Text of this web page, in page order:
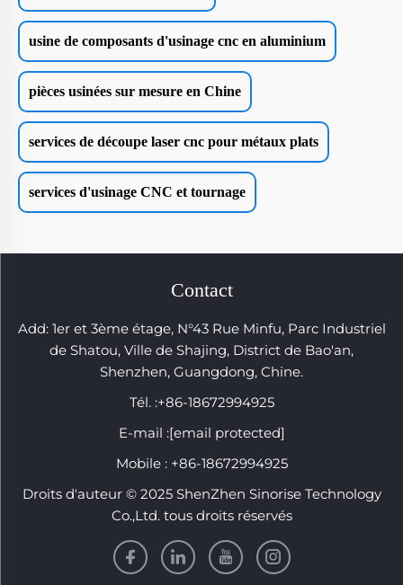
usine de composants d'usinage cnc en aluminium
pièces usinées sur mesure en Chine
services de découpe laser cnc pour métaux plats
services d'usinage CNC et tournage
Contact
Add: 1er et 3ème étage, N°43 Rue Minfu, Parc Industriel
de Shatou, Ville de Shajing, District de Bao'an,
Shenzhen, Guangdong, Chine.
Tél. :+86-18672994925
E-mail :[email protected]
Mobile : +86-18672994925
Droits d'auteur © 2025 ShenZhen Sinorise Technology
Co.,Ltd. tous droits réservés